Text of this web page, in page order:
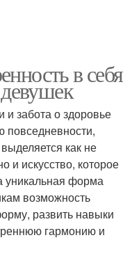
в себя
и забота о здоровье
повседневности,
как не
и искусство, которое
уникальная форма
возможность
развить навыки
гармонию и